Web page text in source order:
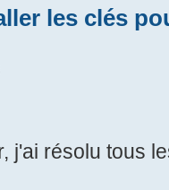
les clés
j'ai résolu tous